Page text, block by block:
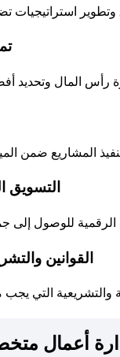
5.
6. القوانين
أعمال